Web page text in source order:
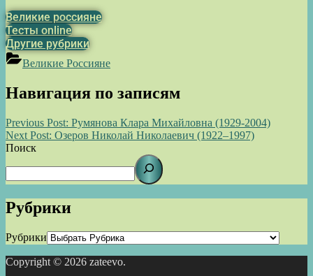
Великие россияне
Тесты online
Другие рубрики
Великие Россияне
Навигация по записям
Previous Post: Румянова Клара Михайловна (1929-2004)
Next Post: Озеров Николай Николаевич (1922–1997)
Поиск
Рубрики
Рубрики
Copyright © 2026 zateevo.